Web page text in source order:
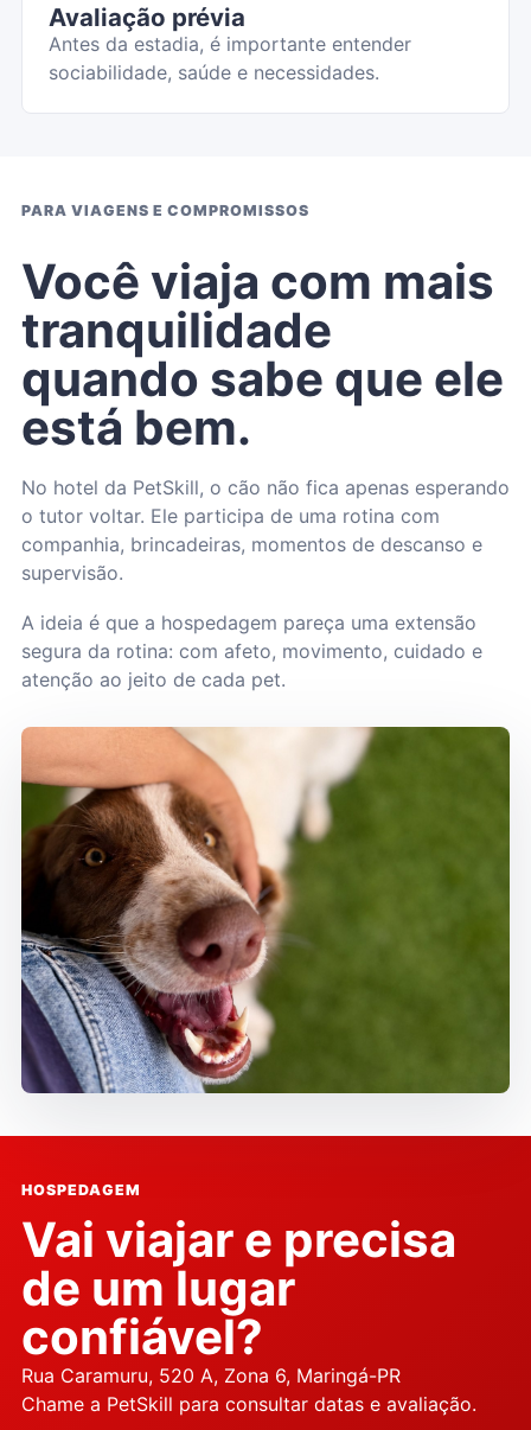
Avaliação prévia
Antes da estadia, é importante entender
sociabilidade, saúde e necessidades.
PARA VIAGENS E COMPROMISSOS
Você viaja com mais
tranquilidade
quando sabe que ele
está bem.
No hotel da PetSkill, o cão não fica apenas esperando
o tutor voltar. Ele participa de uma rotina com
companhia, brincadeiras, momentos de descanso e
supervisão.
A ideia é que a hospedagem pareça uma extensão
segura da rotina: com afeto, movimento, cuidado e
atenção ao jeito de cada pet.
HOSPEDAGEM
Vai viajar e precisa
de um lugar
confiável?
Rua Caramuru, 520 A, Zona 6, Maringá-PR
Chame a PetSkill para consultar datas e avaliação.